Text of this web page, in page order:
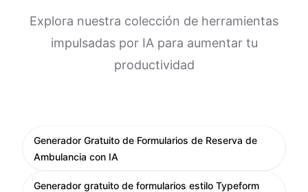
Explora nuestra colección de herramientas
impulsadas por IA para aumentar tu
productividad
Generador Gratuito de Formularios de Reserva de
Ambulancia con IA
Generador gratuito de formularios estilo Typeform